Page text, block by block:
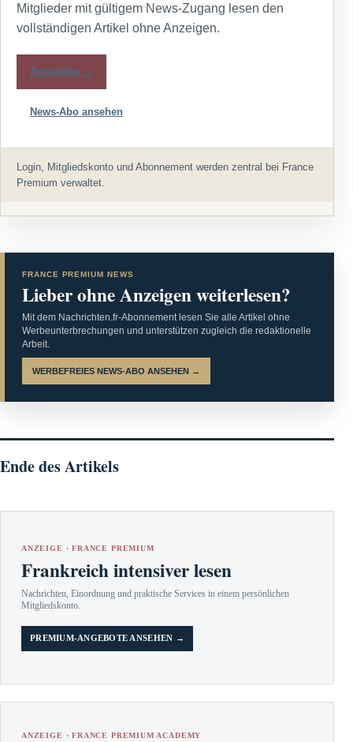
Mitglieder mit gültigem News-Zugang lesen den
vollständigen Artikel ohne Anzeigen.
Anmelden →
News-Abo ansehen
Login, Mitgliedskonto und Abonnement werden zentral bei France
Premium verwaltet.
FRANCE PREMIUM NEWS
Lieber ohne Anzeigen weiterlesen?
Mit dem Nachrichten.fr-Abonnement lesen Sie alle Artikel ohne
Werbeunterbrechungen und unterstützen zugleich die redaktionelle
Arbeit.
WERBEFREIES NEWS-ABO ANSEHEN →
Ende des Artikels
ANZEIGE · FRANCE PREMIUM
Frankreich intensiver lesen
Nachrichten, Einordnung und praktische Services in einem persönlichen
Mitgliedskonto.
PREMIUM-ANGEBOTE ANSEHEN →
ANZEIGE · FRANCE PREMIUM ACADEMY